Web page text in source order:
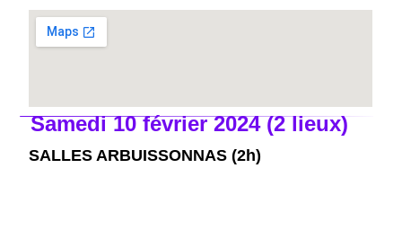
Samedi 10 février 2024 (2 lieux)
SALLES ARBUISSONNAS (2h)